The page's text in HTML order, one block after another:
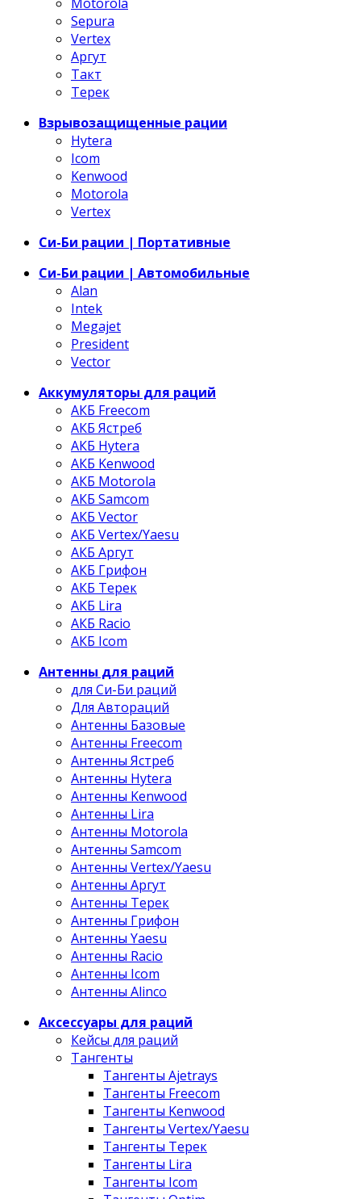
Sepura
Vertex
Аргут
Такт
Терек
Взрывозащищенные рации
Hytera
Icom
Kenwood
Motorola
Vertex
Си-Би рации | Портативные
Си-Би рации | Автомобильные
Alan
Intek
Megajet
President
Vector
Аккумуляторы для раций
АКБ Freecom
АКБ Ястреб
АКБ Hytera
АКБ Kenwood
АКБ Motorola
АКБ Samcom
АКБ Vector
АКБ Vertex/Yaesu
АКБ Аргут
АКБ Грифон
АКБ Терек
АКБ Lira
АКБ Racio
АКБ Icom
Антенны для раций
для Си-Би раций
Для Автораций
Антенны Базовые
Антенны Freecom
Антенны Ястреб
Антенны Hytera
Антенны Kenwood
Антенны Lira
Антенны Motorola
Антенны Samcom
Антенны Vertex/Yaesu
Антенны Аргут
Антенны Терек
Антенны Грифон
Антенны Yaesu
Антенны Racio
Антенны Icom
Антенны Alinco
Аксессуары для раций
Кейсы для раций
Тангенты
Тангенты Ajetrays
Тангенты Freecom
Тангенты Kenwood
Тангенты Vertex/Yaesu
Тангенты Терек
Тангенты Lira
Тангенты Icom